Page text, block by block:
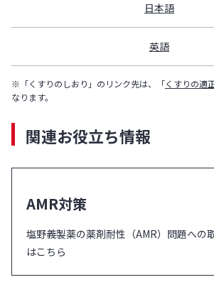
日本語
英語
※「くすりのしおり」のリンク先は、「くすりの適
なります。
関連お役立ち情報
AMR対策
塩野義製薬の薬剤耐性（AMR）問題への
はこちら